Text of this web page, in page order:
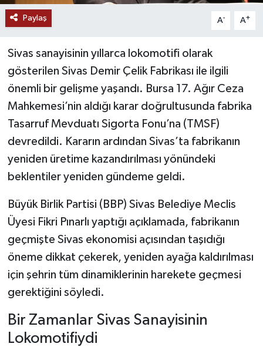
Paylaş A- A+
Sivas sanayisinin yıllarca lokomotifi olarak
gösterilen Sivas Demir Çelik Fabrikası ile ilgili
önemli bir gelişme yaşandı. Bursa 17. Ağır Ceza
Mahkemesi’nin aldığı karar doğrultusunda fabrika
Tasarruf Mevduatı Sigorta Fonu’na (TMSF)
devredildi. Kararın ardından Sivas’ta fabrikanın
yeniden üretime kazandırılması yönündeki
beklentiler yeniden gündeme geldi.
Büyük Birlik Partisi (BBP) Sivas Belediye Meclis
Üyesi Fikri Pınarlı yaptığı açıklamada, fabrikanın
geçmişte Sivas ekonomisi açısından taşıdığı
öneme dikkat çekerek, yeniden ayağa kaldırılması
için şehrin tüm dinamiklerinin harekete geçmesi
gerektiğini söyledi.
Bir Zamanlar Sivas Sanayisinin
Lokomotifiydi
TEKNOLOJİ
YAŞAM